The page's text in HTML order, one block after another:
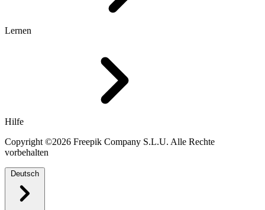
Lernen
Hilfe
Copyright ©2026 Freepik Company S.L.U. Alle Rechte
vorbehalten
Deutsch